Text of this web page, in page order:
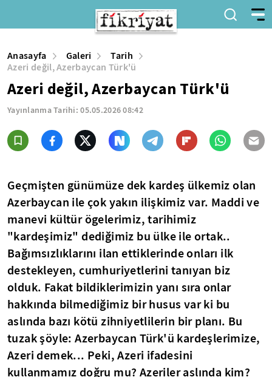
Anasayfa Galeri
Tarih
Azeri değil, Azerbaycan Türk'ü
Azeri değil, Azerbaycan Türk'ü
Yayınlanma Tarihi:05.05.2026 08:42
Geçmişten günümüze dek kardeş ülkemiz olan
Azerbaycan ile çok yakın ilişkimiz var. Maddi ve
manevi kültür ögelerimiz, tarihimiz
"kardeşimiz" dediğimiz bu ülke ile ortak..
Bağımsızlıklarını ilan ettiklerinde onları ilk
destekleyen, cumhuriyetlerini tanıyan biz
olduk. Fakat bildiklerimizin yanı sıra onlar
hakkında bilmediğimiz bir husus var ki bu
aslında bazı kötü zihniyetlilerin bir planı. Bu
tuzak şöyle: Azerbaycan Türk'ü kardeşlerimize,
Azeri demek... Peki, Azeri ifadesini
kullanmamız doğru mu? Azeriler aslında kim?